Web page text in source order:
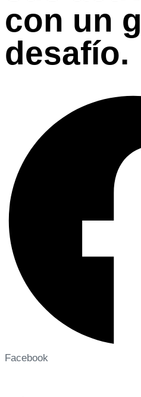
con un
desafío.
Facebook